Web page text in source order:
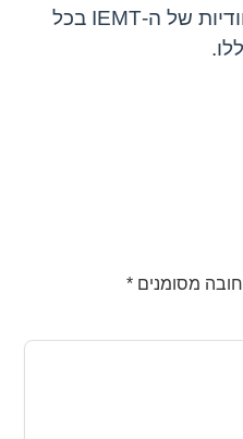
בחלק ב’ – נכנס ליחודיות של ה-IEMT בכל
מסומנים*